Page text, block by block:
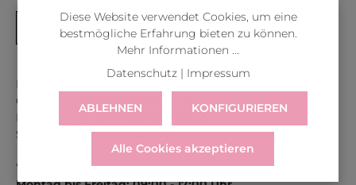
Kontaktiere uns unter der gratis Rufnummer:
Österreich:
0043 800 366 60 33
Deutschland:
Schweiz:
0041 800 366 603
Wir sind für dich erreichbar:
Diese Website verwendet Cookies, um eine
bestmögliche Erfahrung bieten zu können.
Mehr Informationen ...
Datenschutz| Impressum
ABLEHNEN KONFIGURIEREN
Alle Cookies akzeptieren